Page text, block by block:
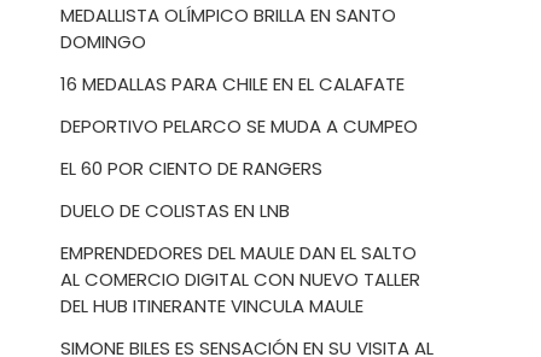
MEDALLISTA OLÍMPICO BRILLA EN SANTO
DOMINGO
16 MEDALLAS PARA CHILE EN EL CALAFATE
DEPORTIVO PELARCO SE MUDA A CUMPEO
EL 60 POR CIENTO DE RANGERS
DUELO DE COLISTAS EN LNB
EMPRENDEDORES DEL MAULE DAN EL SALTO
AL COMERCIO DIGITAL CON NUEVO TALLER
DEL HUB ITINERANTE VINCULA MAULE
SIMONE BILES ES SENSACIÓN EN SU VISITA AL